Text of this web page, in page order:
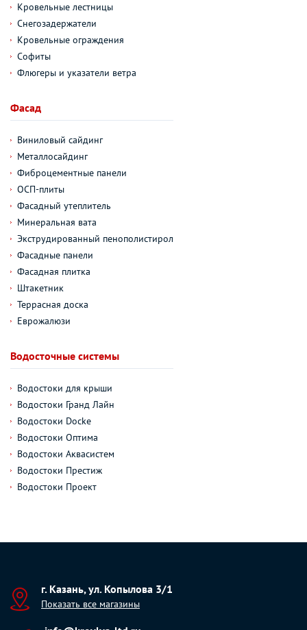
Кровельные лестницы
Снегозадержатели
Кровельные ограждения
Софиты
Флюгеры и указатели ветра
Фасад
Виниловый сайдинг
Металлосайдинг
Фиброцементные панели
ОСП-плиты
Фасадный утеплитель
Минеральная вата
Экструдированный пенополистирол
Фасадные панели
Фасадная плитка
Штакетник
Террасная доска
Еврожалюзи
Водосточные системы
Водостоки для крыши
Водостоки Гранд Лайн
Водостоки Docke
Водостоки Оптима
Водостоки Аквасистем
Водостоки Престиж
Водостоки Проект
г. Казань, ул. Копылова 3/1
Показать все магазины